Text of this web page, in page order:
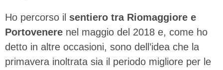
Ho percorso il sentiero tra Riomaggiore e
Portovenere nel maggio del 2018 e, come ho
detto in altre occasioni, sono dell’idea che la
primavera inoltrata sia il periodo migliore per le